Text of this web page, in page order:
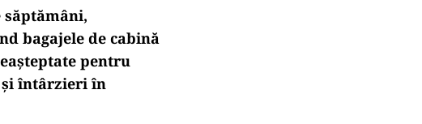
bagajele de cabină
pentru
și întârzieri în